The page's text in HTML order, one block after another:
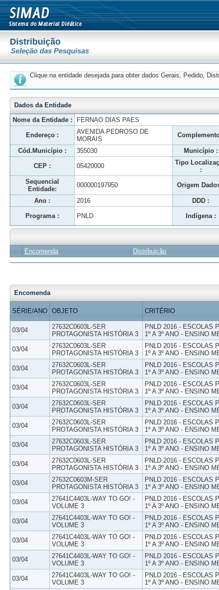
Distribuição
Seleção das Pesquisas
Clique na entidade desejada para obter dados Gerais, Pedido,
Dados da Entidade
Nome da Entidade :
FERNAO DIAS PAES
Endereço :
AVENIDA PEDROSO DE
MORAIS
Cód.Município : 355030 Município :
CEP : 05420000
Tipo
:
Sequencial
Entidade:
000000197950 Origem
Ano : 2016 DDD :
Programa : PNLD Indígena :
Encomenda Distribuição
Encomenda
SÉRIE/ANO OBJETO CRITÉRIO
03/04
27632C0603L-SER
PROTAGONISTA HISTÓRIA 3
PNLD 2016 - ESCOLAS
1º A 3º ANO - ENSINO
03/04
27632C0603L-SER
PROTAGONISTA HISTÓRIA 3
PNLD 2016 - ESCOLAS
1º A 3º ANO - ENSINO
03/04
27632C0603L-SER
PROTAGONISTA HISTÓRIA 3
PNLD 2016 - ESCOLAS
1º A 3º ANO - ENSINO
03/04
27632C0603L-SER
PROTAGONISTA HISTÓRIA 3
PNLD 2016 - ESCOLAS
1º A 3º ANO - ENSINO
03/04
27632C0603L-SER
PROTAGONISTA HISTÓRIA 3
PNLD 2016 - ESCOLAS
1º A 3º ANO - ENSINO
03/04
27632C0603L-SER
PROTAGONISTA HISTÓRIA 3
PNLD 2016 - ESCOLAS
1º A 3º ANO - ENSINO
03/04
27632C0603L-SER
PROTAGONISTA HISTÓRIA 3
PNLD 2016 - ESCOLAS
1º A 3º ANO - ENSINO
03/04
27632C0603L-SER
PROTAGONISTA HISTÓRIA 3
PNLD 2016 - ESCOLAS
1º A 3º ANO - ENSINO
03/04
27632C0603M-SER
PROTAGONISTA HISTÓRIA 3
PNLD 2016 - ESCOLAS
1º A 3º ANO - ENSINO
03/04
27641C4403L-WAY TO GO! -
VOLUME 3
PNLD 2016 - ESCOLAS
1º A 3º ANO - ENSINO
03/04
27641C4403L-WAY TO GO! -
VOLUME 3
PNLD 2016 - ESCOLAS
1º A 3º ANO - ENSINO
03/04
27641C4403L-WAY TO GO! -
VOLUME 3
PNLD 2016 - ESCOLAS
1º A 3º ANO - ENSINO
03/04
27641C4403L-WAY TO GO! -
VOLUME 3
PNLD 2016 - ESCOLAS
1º A 3º ANO - ENSINO
03/04
27641C4403L-WAY TO GO! -
VOLUME 3
PNLD 2016 - ESCOLAS
1º A 3º ANO - ENSINO